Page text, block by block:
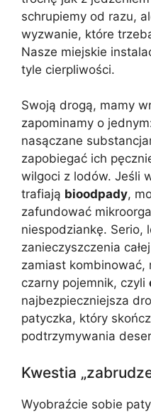
schrupiemy od razu,
wyzwanie, które
Nasze miejskie
tyle cierpliwości.
Swoją drogą, mamy
zapominamy o
nasączane
zapobiegać ich
wilgoci z lodów. Jeśli
trafiają bioodpady,
zafundować
niespodziankę. Serio,
zanieczyszczenia
zamiast kombinować,
czarny pojemnik, czyli
najbezpieczniejsza
patyczka, który
podtrzymywania
Kwestia
Wyobraźcie sobie